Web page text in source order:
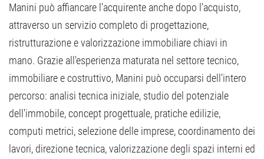
Manini può affiancare l'acquirente anche dopo l'acquisto,
attraverso un servizio completo di progettazione,
ristrutturazione e valorizzazione immobiliare chiavi in
mano. Grazie all'esperienza maturata nel settore tecnico,
immobiliare e costruttivo, Manini può occuparsi dell'intero
percorso: analisi tecnica iniziale, studio del potenziale
dell'immobile, concept progettuale, pratiche edilizie,
computi metrici, selezione delle imprese, coordinamento dei
lavori, direzione tecnica, valorizzazione degli spazi interni ed